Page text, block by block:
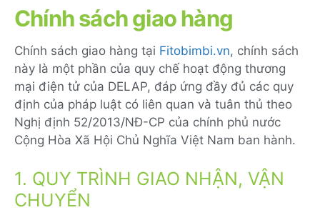
Chính sách giao hàng
Chính sách giao hàng tại Fitobimbi.vn, chính sách
này là một phần của quy chế hoạt động thương
mại điện tử của DELAP, đáp ứng đầy đủ các quy
định của pháp luật có liên quan và tuân thủ theo
Nghị định 52/2013/NĐ-CP của chính phủ nước
Cộng Hòa Xã Hội Chủ Nghĩa Việt Nam ban hành.
1. QUY TRÌNH GIAO NHẬN, VẬN
CHUYỂN